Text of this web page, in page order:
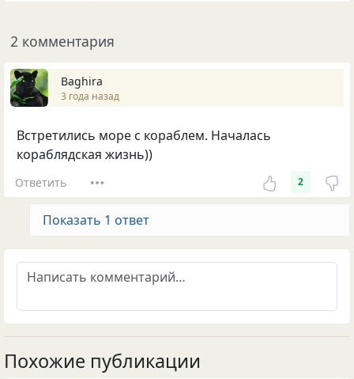
2 комментария
Baghira
3 года назад
Встретились море с кораблем. Началась
кораблядская жизнь))
Ответить 2
Показать 1 ответ
Похожие публикации